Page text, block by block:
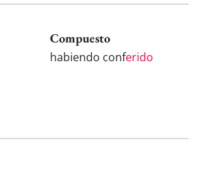
Compuesto
habiendo conferido